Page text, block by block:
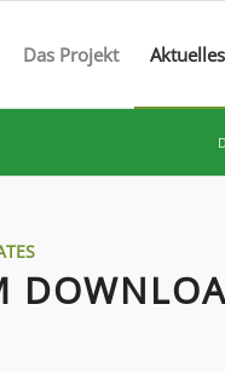
Das Projekt Aktuelles